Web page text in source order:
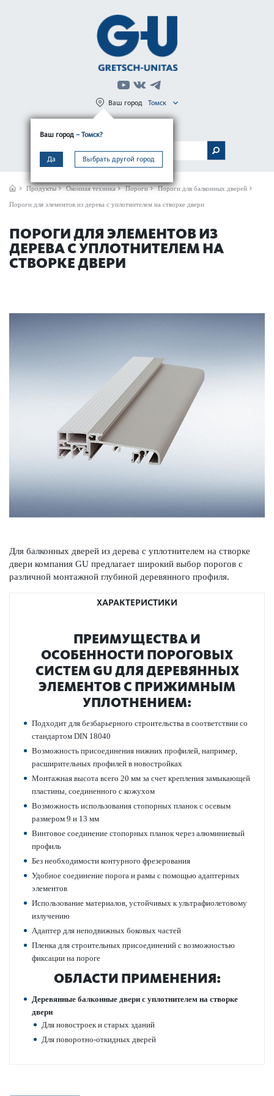
Ваш город – Томск?
Да Выбрать другой город
Ваш город Томск
МЕНЮ
Продукты Оконная техника Пороги Пороги для балконных дверей
Пороги для элементов из дерева с уплотнителем на створке двери
ПОРОГИ ДЛЯ ЭЛЕМЕНТОВ ИЗ
ДЕРЕВА С УПЛОТНИТЕЛЕМ НА
СТВОРКЕ ДВЕРИ
Для балконных дверей из дерева с уплотнителем на створке
двери компания GU предлагает широкий выбор пор­огов с
различной монтажной глубиной дер­евянного профиля.
ХАРАКТЕРИСТИКИ
ПРЕИМУЩЕСТВА И
ОСОБЕННОСТИ ПОР­ОГОВЫХ
СИСТЕМ GU ДЛЯ ДЕР­ЕВЯННЫХ
ЭЛЕМЕНТОВ С ПРИЖИМНЫМ
УПЛОТНЕНИЕМ:
Подходит для безба­рьерного строительства в соотв­е­тствии со
стандартом DIN 18040
Возможность присо­единения нижних профилей, например,
расширительных профилей в новостройках
Монтажная высота всего 20 мм за счет креп­ления замы­кающей
пла­стины, соединенного с кожухом
Возможность исполь­зования стопорных планок с осевым
размером 9 и 13 мм
Винтовое соединение стопорных планок через алюминиевый
профиль
Без нео­б­ход­имости контурного фрез­ер­ования
Удобное соединение порога и рамы с помощью адаптерных
элементов
Исполь­зование матер­иалов, устойчивых к ультрафио­л­ет­овому
излучению
Адаптер для непо­движных боковых частей
Пленка для строительных присо­единений с возможно­стью
фиксации на пороге
ОБЛАСТИ ПРИМЕНЕНИЯ:
Дер­евянные балконные двери с уплотнителем на створке
двери
Для новос­троек и старых зданий
Для пово­р­отно-откидных дверей